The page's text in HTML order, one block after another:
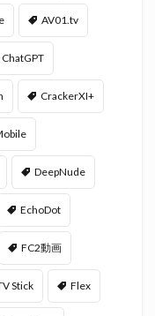
AV01.tv
ChatGPT
CrackerXI+
DeepNude
EchoDot
FC2動画
Stick Flex